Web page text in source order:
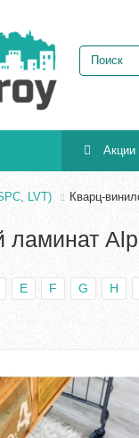
Акции
LVT) Кварц-
ламинат
E F G H